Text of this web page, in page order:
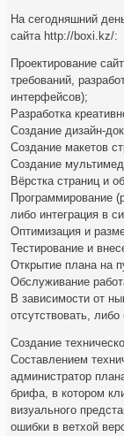
На сегодняшний
сайта http://boxi.kz/:
Проектирование
требований,
интерфейсов);
Разработка
Создание дизайн-
Создание макетов
Создание
Вёрстка страниц и
Программирование
либо интеграция в
Оптимизация и
Тестирование и
Открытие плана на
Обслуживание
В зависимости от
отсутствовать,
Создание
Составлением
администратор
брифа, в котором
визуального
ошибки в ветхой